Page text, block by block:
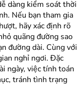
dàng kiểm soát thời
Nếu bạn tham gia
hãy xác định rõ
quãng đường sao
đường dài. Cùng với
nghỉ ngơi. Đặc
ngày, việc tính toán
tránh tình trạng